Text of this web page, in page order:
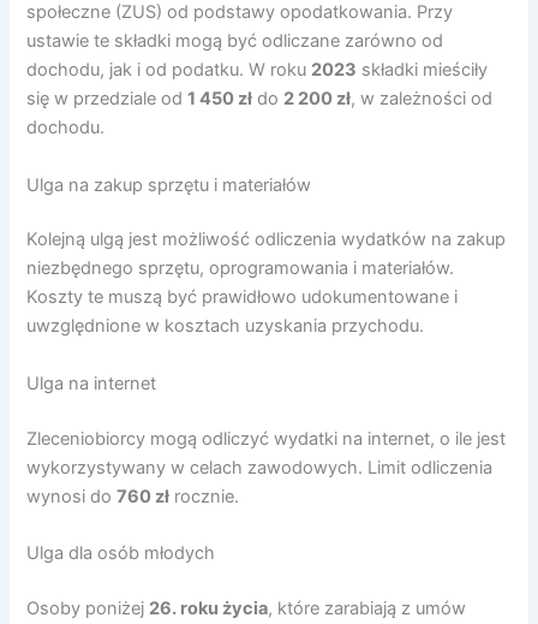
społeczne (ZUS) od podstawy opodatkowania. Przy
ustawie te składki mogą być odliczane zarówno od
dochodu, jak i od podatku. W roku 2023 składki mieściły
się w przedziale od1 450 zł do 2 200 zł, w zależności od
dochodu.
Ulga na zakup sprzętu i materiałów
Kolejną ulgą jest możliwość odliczenia wydatków na zakup
niezbędnego sprzętu, oprogramowania i materiałów.
Koszty te muszą być prawidłowo udokumentowane i
uwzględnione w kosztach uzyskania przychodu.
Ulga na internet
Zleceniobiorcy mogą odliczyć wydatki na internet, o ile jest
wykorzystywany w celach zawodowych. Limit odliczenia
wynosi do760 zł rocznie.
Ulga dla osób młodych
Osoby poniżej 26. roku życia, które zarabiają z umów